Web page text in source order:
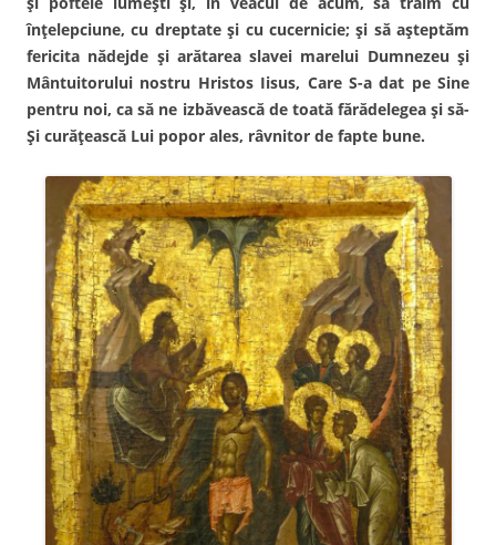
înţelepciune, cu dreptate şi cu cucernicie; şi să aşteptăm
fericita nădejde şi arătarea slavei marelui Dumnezeu şi
Mântuitorului nostru Hristos Iisus, Care S-a dat pe Sine
pentru noi, ca să ne izbăvească de toată fărădelegea şi să-
Şi curăţească Lui popor ales, râvnitor de fapte bune.